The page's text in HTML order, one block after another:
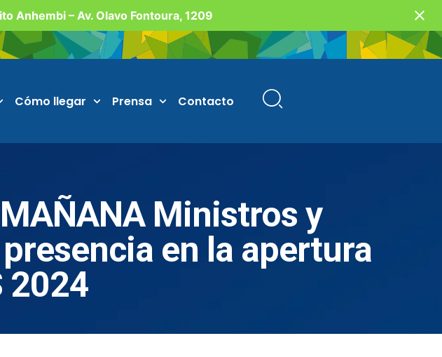
Anhembi – Av. Olavo Fontoura, 1209
Cómo llegar Prensa Contacto
Ministros y
en la apertura
2024